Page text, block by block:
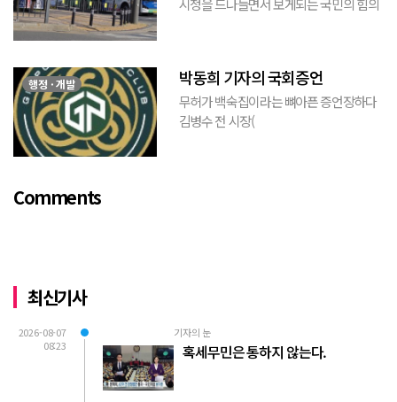
시청을 드나들면서 보게되는 국민의 힘의
이 하...
행정 · 개발 박동희 기자의 국회증언
무허가 백숙집이라는 뼈아픈 증언장하다
김병수 전 시장(
Comments
최신기사
2026-08-07
08:23
기자의 눈
혹세무민은 통하지 않는다.